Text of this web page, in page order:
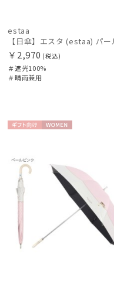
estaa
￥2,970 (税込)
＃遮光100%
＃晴雨兼用